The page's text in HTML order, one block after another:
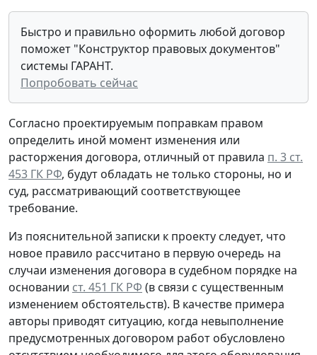
Быстро и правильно оформить любой договор
поможет "Конструктор правовых документов"
системы ГАРАНТ.
Попробовать сейчас
Согласно проектируемым поправкам правом
определить иной момент изменения или
расторжения договора, отличный от правила п. 3 ст.
453 ГК РФ, будут обладать не только стороны, но и
суд, рассматривающий соответствующее
требование.
Из пояснительной записки к проекту следует, что
новое правило рассчитано в первую очередь на
случаи изменения договора в судебном порядке на
основании ст. 451 ГК РФ (в связи с существенным
изменением обстоятельств). В качестве примера
авторы приводят ситуацию, когда невыполнение
предусмотренных договором работ обусловлено